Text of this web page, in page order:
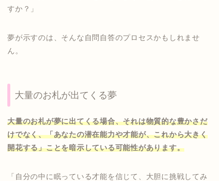
すか？」
夢が示すのは、そんな自問自答のプロセスかもしれませ
ん。
大量のお札が出てくる夢
大量のお札が夢に出てくる場合、それは物質的な豊かさだ
けでなく、「あなたの潜在能力や才能が、これから大きく
開花する」ことを暗示している可能性があります。
「自分の中に眠っている才能を信じて、大胆に挑戦してみ